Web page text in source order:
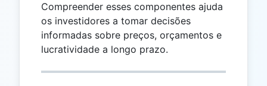
Compreender esses componentes ajuda
os investidores a tomar decisões
informadas sobre preços, orçamentos e
lucratividade a longo prazo.